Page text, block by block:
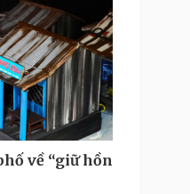
nghệ
đổi số
về “giữ hồn